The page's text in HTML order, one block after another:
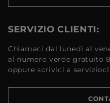
SERVIZIO CLIENTI:
Chiamaci dal lunedì al
al numero verde gratuito
oppure scrivici a